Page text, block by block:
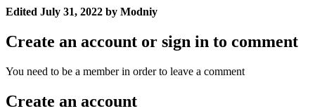
Edited July 31, 2022 by Modniy
Create an account or sign in to comment
You need to be a member in order to leave a comment
Create an account